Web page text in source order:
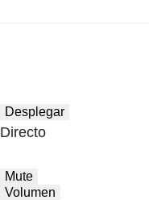
Desplegar
Directo
Mute
Volumen